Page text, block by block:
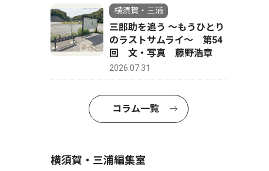
横須賀・三浦
三郎助を追う 〜もうひとり
のラストサムライ〜 第54
回 文・写真 藤野浩章
2026.07.31
コラム一覧
横須賀・三浦編集室